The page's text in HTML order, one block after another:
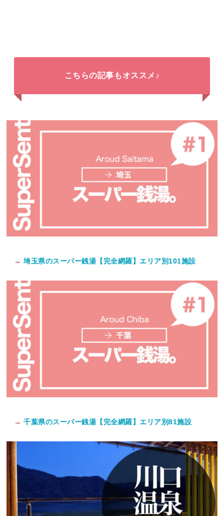
こちらの記事もオススメ♪
→ 埼玉県のスーパー銭湯【完全網羅】エリア別101施設
→ 千葉県のスーパー銭湯【完全網羅】エリア別81施設